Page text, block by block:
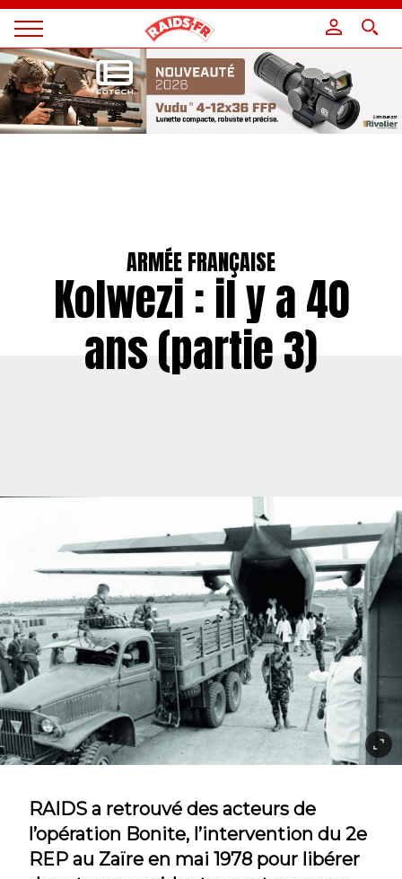
Magazine
Raids
ARMÉE FRANÇAISE
Kolwezi : il y a 40
ans (partie 3)
RAIDS a retrouvé des acteurs de
l’opération Bonite, l’intervention du 2e
REP au Zaïre en mai 1978 pour libérer
Panneau de gestion des cookies